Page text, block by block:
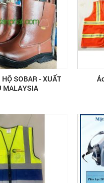
quần áo
thông tin
thứ 16
quần áo bảo
tin quốc gia
Hướng dẫn
HỘ SOBAR - XUẤT
MALAYSIA